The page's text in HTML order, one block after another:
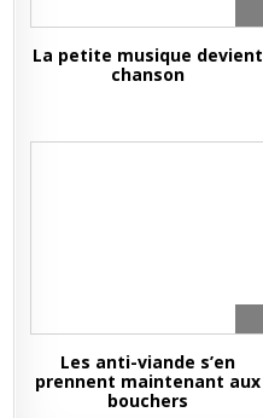
La petite musique devient
chanson
Les anti-viande s’en
prennent maintenant aux
bouchers